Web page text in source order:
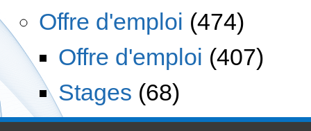
Offre d'emploi (474)
Offre d'emploi (407)
Stages (68)